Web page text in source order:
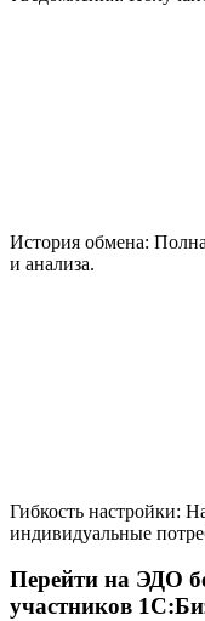
История обмена:
и анализа.
Гибкость настройки:
индивидуальные
Перейти на ЭДО
участников